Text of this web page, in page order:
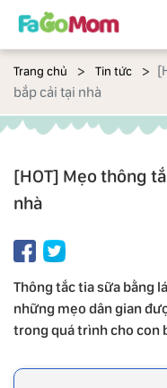
Trang chủ Tin tức
bắp cải tại nhà
[HOT] Mẹo thông
nhà
Thông tắc tia sữa bằng
những mẹo dân gian
trong quá trình cho con